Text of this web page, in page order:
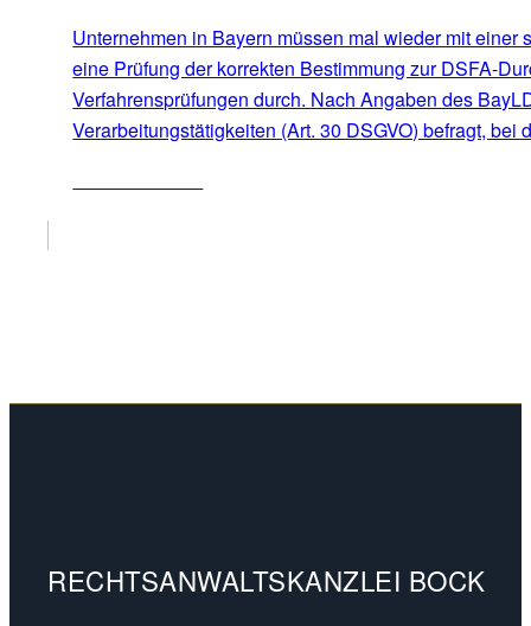
Unternehmen in Bayern müssen mal wieder mit
eine Prüfung der korrekten Bestimmung zur DSFA-
Verfahrensprüfungen durch. Nach Angaben des
Verarbeitungstätigkeiten (Art. 30 DSGVO) befragt,
RECHTSANWALTSKANZLEI BOCK